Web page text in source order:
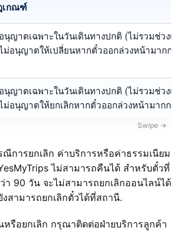
เกณฑ์
นุญาตเฉพาะในวันเดินทางปกติ (ไม่รวมช่วงเ
ม่อนุญาตให้เปลี่ยนหากตั๋วออกล่วงหน้ามากก
นุญาตเฉพาะในวันเดินทางปกติ (ไม่รวมช่วงเ
ม่อนุญาตให้ยกเลิกหากตั๋วออกล่วงหน้ามากกว่
การยกเลิก ค่าบริการหรือค่าธรรมเนียม
ไม่สามารถคืนได้ สำหรับตั๋วที่
า 90 วัน จะไม่สามารถยกเลิกออนไลน์ได้
สามารถยกเลิกตั๋วได้ที่สถานี.
หรือยกเลิก กรุณาติดต่อฝ่ายบริการลูกค้า